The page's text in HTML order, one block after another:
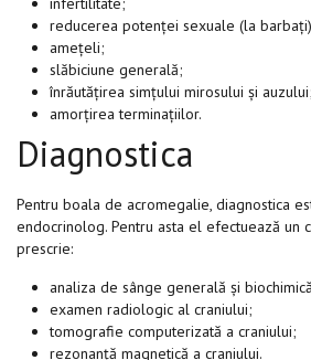
reducerea potenței sexuale (la
amețeli;
slăbiciune generală;
înrăutățirea simțului mirosului și auzului;
amorțirea terminațiilor.
Diagnostica
Pentru boala de acromegalie, diagnostica
endocrinolog. Pentru asta el efectuează un
prescrie:
analiza de sânge generală și
examen radiologic al craniului;
tomografie computerizată a craniului;
rezonanță magnetică a craniului.